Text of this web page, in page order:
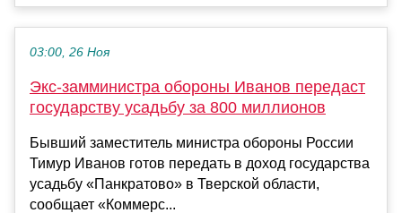
03:00, 26 Ноя
Экс-замминистра обороны Иванов передаст
государству усадьбу за 800 миллионов
Бывший заместитель министра обороны России
Тимур Иванов готов передать в доход государства
усадьбу «Панкратово» в Тверской области,
сообщает «Коммерс...